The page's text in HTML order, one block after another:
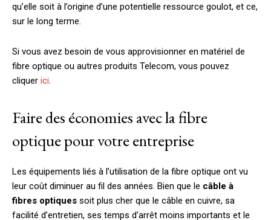
qu’elle soit à l’origine d’une potentielle ressource goulot, et ce,
sur le long terme.
Si vous avez besoin de vous approvisionner en matériel de
fibre optique ou autres produits Telecom, vous pouvez
cliquer ici.
Faire des économies avec la fibre
optique pour votre entreprise
Les équipements liés à l’utilisation de la fibre optique ont vu
leur coût diminuer au fil des années. Bien que le câble à
fibres optiques soit plus cher que le câble en cuivre, sa
facilité d’entretien, ses temps d’arrêt moins importants et le